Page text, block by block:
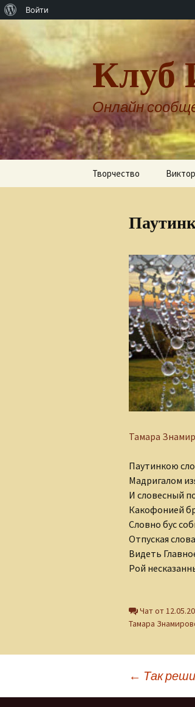
Войти
Клуб
Онлайн
Творчество
Александр Бернгардт
Александр Шпренгер
Алеся Борисюк
Андрей Плетенчук
Валерий Гусаров
Валентина Мельникова
Валентина Мешкова
Гульнара Тырышкина
Елена Понкратова
Елена Рафеева
Клуб интернет-
Людмила Губанова-
Землякова
Ольга Грибанова
Николаюс Пузаковас
Тамара
Паутинкою
Мадригалом
И словесный
Какофонией
Словно бус
Отпуская
Видеть
Рой
Чат от
Тамара
Навигация
← Так